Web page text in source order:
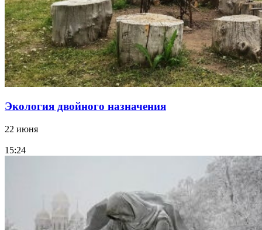
Экология двойного назначения
22 июня
15:24